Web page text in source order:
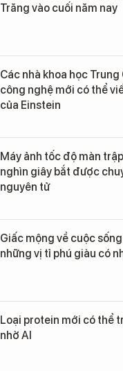
Trăng vào cuối năm nay
Các nhà khoa học
công nghệ mới có thể
của Einstein
Máy ảnh tốc độ màn
nghìn giây bắt được
nguyên tử
Giấc mộng về cuộc
những vị tỉ phú giàu có
Loại protein mới có thể
nhờ AI